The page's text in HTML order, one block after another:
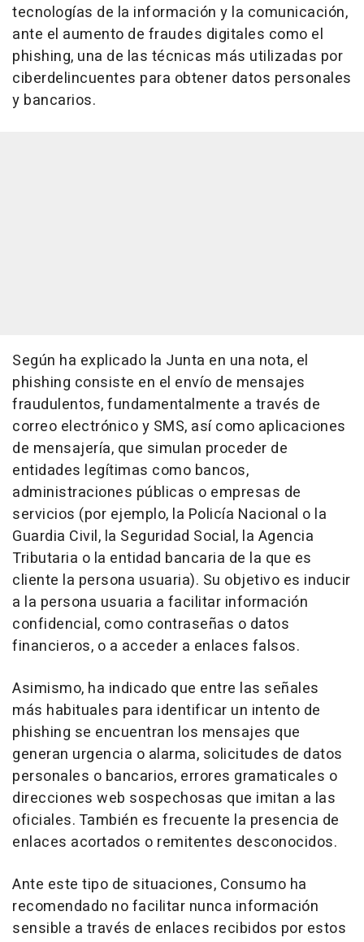
tecnologías de la información y la comunicación,
ante el aumento de fraudes digitales como el
phishing, una de las técnicas más utilizadas por
ciberdelincuentes para obtener datos personales
y bancarios.
Según ha explicado la Junta en una nota, el
phishing consiste en el envío de mensajes
fraudulentos, fundamentalmente a través de
correo electrónico y SMS, así como aplicaciones
de mensajería, que simulan proceder de
entidades legítimas como bancos,
administraciones públicas o empresas de
servicios (por ejemplo, la Policía Nacional o la
Guardia Civil, la Seguridad Social, la Agencia
Tributaria o la entidad bancaria de la que es
cliente la persona usuaria). Su objetivo es inducir
a la persona usuaria a facilitar información
confidencial, como contraseñas o datos
financieros, o a acceder a enlaces falsos.
Asimismo, ha indicado que entre las señales
más habituales para identificar un intento de
phishing se encuentran los mensajes que
generan urgencia o alarma, solicitudes de datos
personales o bancarios, errores gramaticales o
direcciones web sospechosas que imitan a las
oficiales. También es frecuente la presencia de
enlaces acortados o remitentes desconocidos.
Ante este tipo de situaciones, Consumo ha
recomendado no facilitar nunca información
sensible a través de enlaces recibidos por estos